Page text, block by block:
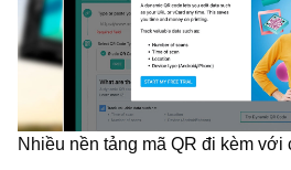
Nhiều nền tảng mã QR đi kèm với